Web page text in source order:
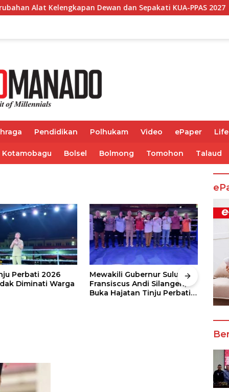
Dewan dan Sepakati KUA-PPAS 2027
Pendidikan Polhukam Video ePaper
Kotamobagu Bolsel Bolmong Tomohon Talaud
Perbati 2026
Diminati Warga
Mewakili Gubernur Sulut, dr
Fransiscus Andi Silangen,
Buka Hajatan Tinju Perbati